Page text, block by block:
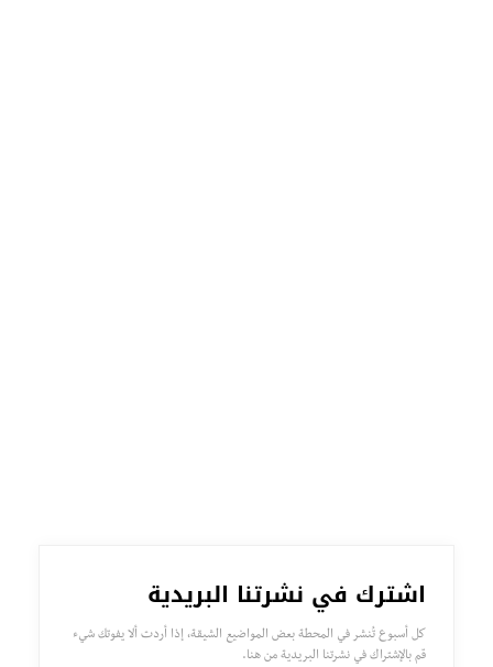
اشترك في نشرتنا البريدية
كل أسبوع تُنشر في المحطة بعض المواضيع الشيقة، إذا أردت ألا يفوتك شيء
قم بالإشتراك في نشرتنا البريدية من هنا.